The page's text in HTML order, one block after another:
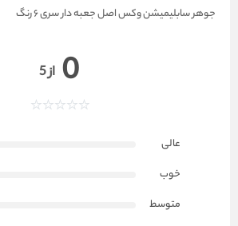
جوهر سابلیمیشن وکس اصل جعبه دار سری 6 رنگ
0 از 5
عالی
خوب
متوسط